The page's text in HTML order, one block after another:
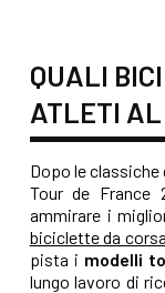
QUALI
ATLETI
Dopo le classiche
Tour de France
ammirare i
biciclette da corsa
pista i modelli
lungo lavoro di